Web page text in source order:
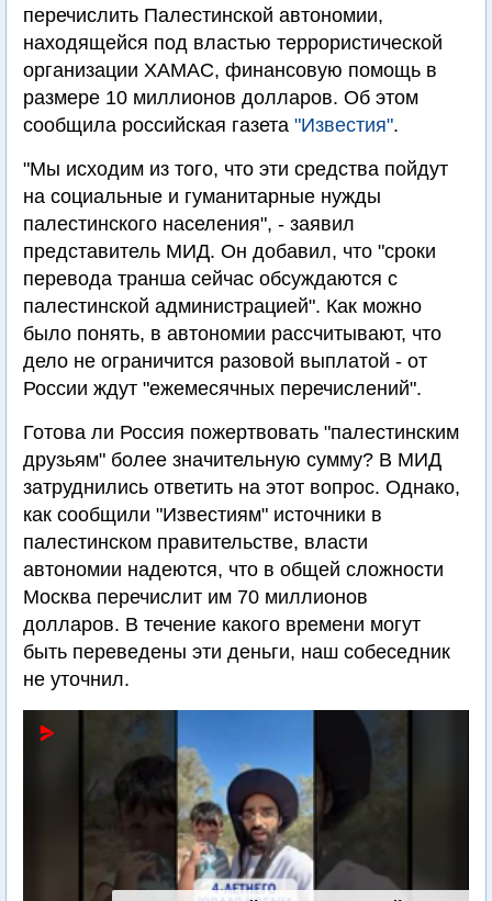
перечислить Палестинской автономии,
находящейся под властью террористической
организации ХАМАС, финансовую помощь в
размере 10 миллионов долларов. Об этом
сообщила российская газета "Известия".
"Мы исходим из того, что эти средства пойдут
на социальные и гуманитарные нужды
палестинского населения", - заявил
представитель МИД. Он добавил, что "сроки
перевода транша сейчас обсуждаются с
палестинской администрацией". Как можно
было понять, в автономии рассчитывают, что
дело не ограничится разовой выплатой - от
России ждут "ежемесячных перечислений".
Готова ли Россия пожертвовать "палестинским
друзьям" более значительную сумму? В МИД
затруднились ответить на этот вопрос. Однако,
как сообщили "Известиям" источники в
палестинском правительстве, власти
автономии надеются, что в общей сложности
Москва перечислит им 70 миллионов
долларов. В течение какого времени могут
быть переведены эти деньги, наш собеседник
не уточнил.